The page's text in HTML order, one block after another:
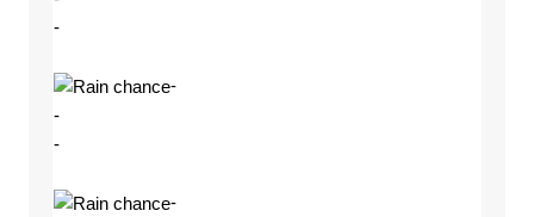
-
-
-
-
-